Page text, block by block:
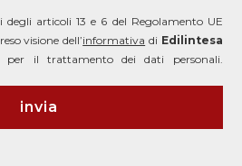
articoli 13 e 6 del Regolamento UE
visione dell’informativa di Edilintesa
per il trattamento dei dati personali.